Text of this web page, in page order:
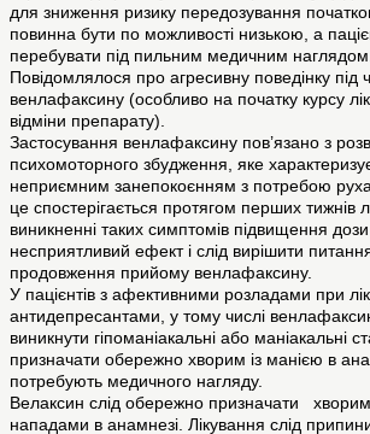
для зниження ризику передозування
повинна бути по можливості низькою, а
перебувати під пильним медичним
Повідомлялося про агресивну поведінку під
венлафаксину (особливо на початку курсу
відміни препарату).
Застосування венлафаксину пов’язано з
психомоторного збудження, яке
неприємним занепокоєнням з потребою
це спостерігається протягом перших тижнів
виникненні таких симптомів підвищення
несприятливий ефект і слід вирішити
продовження прийому венлафаксину.
У пацієнтів з афективними розладами при
антидепресантами, у тому числі
виникнути гіпоманіакальні або маніакальні
призначати обережно хворим із манією в
потребують медичного нагляду.
Велаксин слід обережно призначати
нападами в анамнезі. Лікування слід